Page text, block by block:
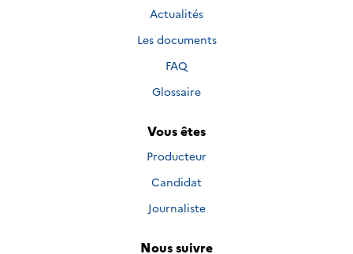
Actualités
Les documents
FAQ
Glossaire
Vous êtes
Producteur
Candidat
Journaliste
Nous suivre